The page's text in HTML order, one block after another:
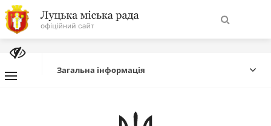
На
головну
Про місто
Загальна інформація